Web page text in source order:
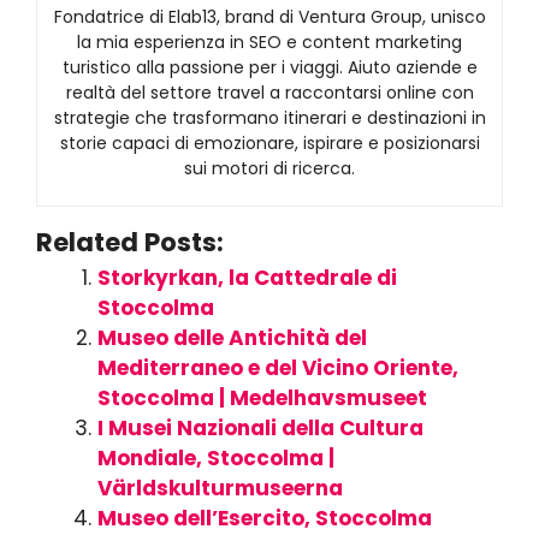
Fondatrice di Elab13, brand di Ventura Group, unisco
la mia esperienza in SEO e content marketing
turistico alla passione per i viaggi. Aiuto aziende e
realtà del settore travel a raccontarsi online con
strategie che trasformano itinerari e destinazioni in
storie capaci di emozionare, ispirare e posizionarsi
sui motori di ricerca.
Related Posts:
Storkyrkan, la Cattedrale di
Stoccolma
Museo delle Antichità del
Mediterraneo e del Vicino Oriente,
Stoccolma | Medelhavsmuseet
I Musei Nazionali della Cultura
Mondiale, Stoccolma |
Världskulturmuseerna
Museo dell’Esercito, Stoccolma